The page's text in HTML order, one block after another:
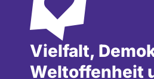
Vielfalt,
Weltoffenheit